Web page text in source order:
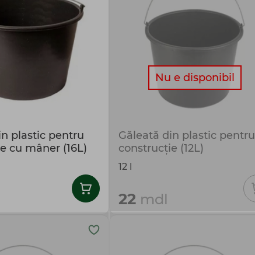
plastic pentru
cu mâner (16L)
Găleată din plastic pentru
construcție (12L)
12 l
22 mdl
Nu e disponibil